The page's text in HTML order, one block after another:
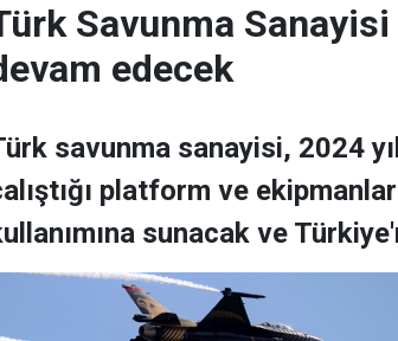
Savunma
edecek
savunma sanayisi, 2024
platform ve
sunacak ve